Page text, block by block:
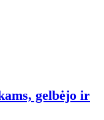
gelbėjo ir